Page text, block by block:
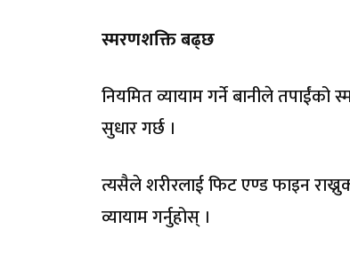
स्मरणशक्ति बढ्छ
नियमित व्यायाम गर्ने बानीले
सुधार गर्छ ।
त्यसैले शरीरलाई फिट एण्ड फाइन
व्यायाम गर्नुहोस् ।